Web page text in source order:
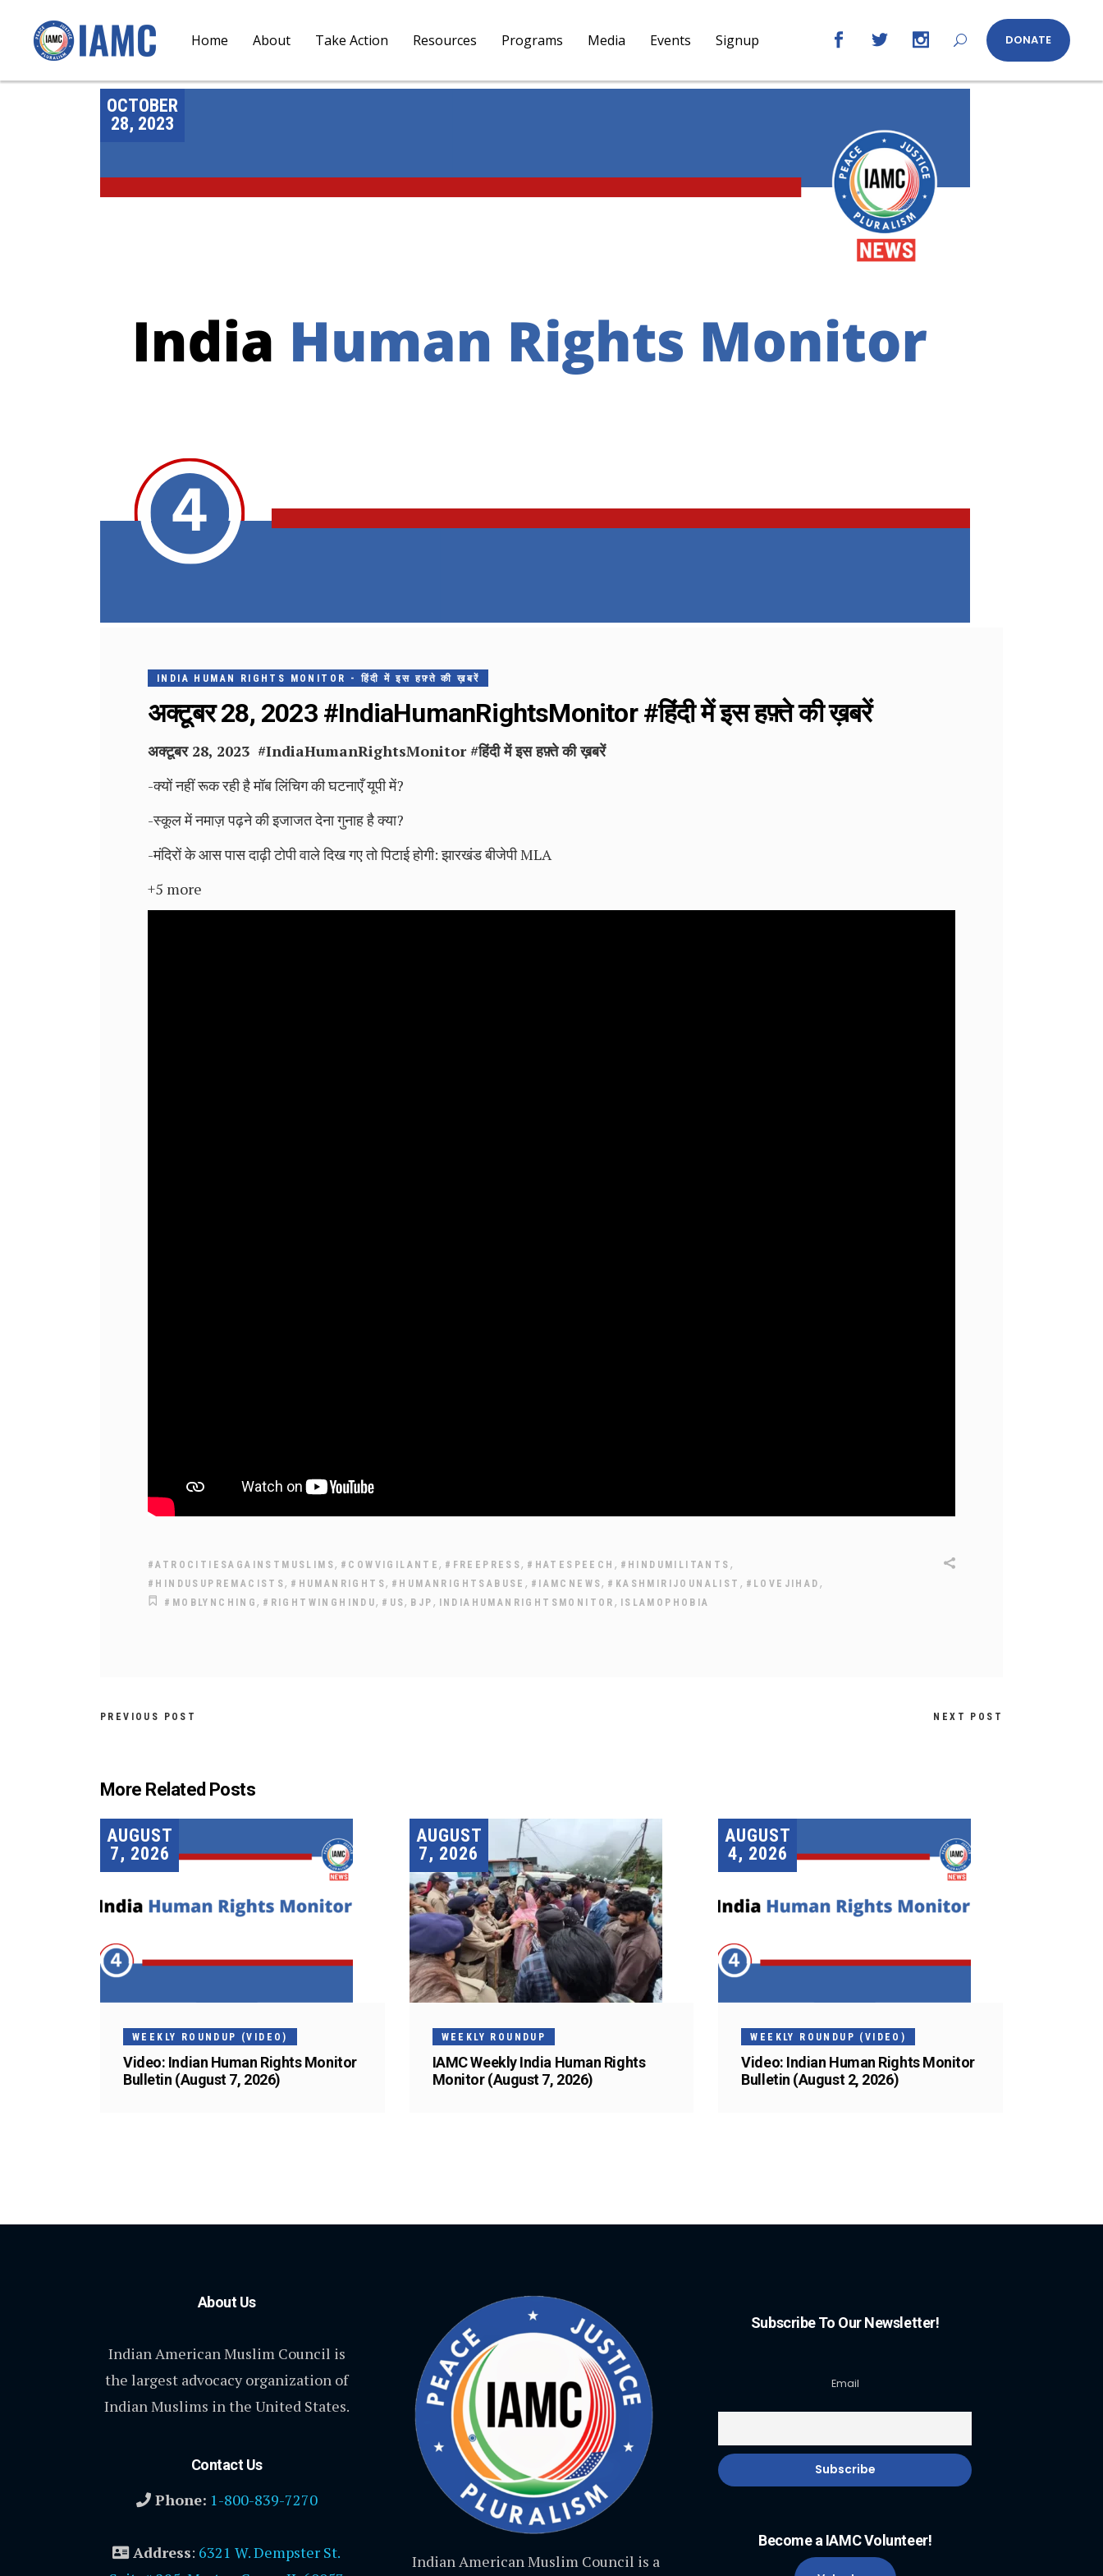
Home About Take Action Resources Programs Media Events Signup DONATE
OCTOBER
28, 2023
INDIA HUMAN RIGHTS MONITOR - हिंदी में इस हफ़्ते की ख़बरें
अक्टूबर 28, 2023 #IndiaHumanRightsMonitor #हिंदी में इस हफ़्ते की ख़बरें
अक्टूबर 28, 2023 #IndiaHumanRightsMonitor#हिंदी में इस हफ़्ते की ख़बरें
-क्यों नहीं रूक रही है मॉब लिंचिग की घटनाएँ यूपी में?
-स्कूल में नमाज़ पढ़ने की इजाजत देना गुनाह है क्या?
-मंदिरों के आस पास दाढ़ी टोपी वाले दिख गए तो पिटाई होगी: झारखंड बीजेपी MLA
+5 more
#ATROCITIESAGAINSTMUSLIMS, #COWVIGILANTE, #FREEPRESS, #HATESPEECH , #HINDUMILITANTS ,
#HINDUSUPREMACISTS, #HUMANRIGHTS, #HUMANRIGHTSABUSE , #IAMCNEWS, #KASHMIRIJOUNALIST , #LOVEJIHAD ,
#MOBLYNCHING, #RIGHTWINGHINDU, #US, BJP , INDIAHUMANRIGHTSMONITOR , ISLAMOPHOBIA
PREVIOUS POST NEXT POST
More Related Posts
AUGUST
7, 2026
WEEKLY ROUNDUP (VIDEO)
Video: Indian Human Rights Monitor
Bulletin (August 7, 2026)
AUGUST
7, 2026
WEEKLY ROUNDUP
IAMC Weekly India Human Rights
Monitor (August 7, 2026)
AUGUST
4, 2026
WEEKLY ROUNDUP (VIDEO)
Video: Indian Human Rights Monitor
Bulletin (August 2, 2026)
About Us
Indian American Muslim Council is
the largest advocacy organization of
Indian Muslims in the United States.
Contact Us
Phone: 1-800-839-7270
Address: 6321 W. Dempster St.
Indian American Muslim Council is a
Subscribe To Our Newsletter!
Email
Become a IAMC Volunteer!